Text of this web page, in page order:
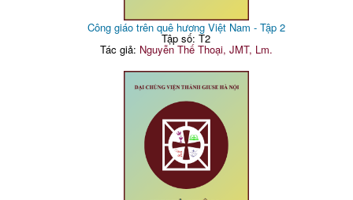
Công giáo trên quê hương Việt Nam - Tập 2
Tập số: T2
Tác giả: Nguyễn Thế Thoại, JMT, Lm.